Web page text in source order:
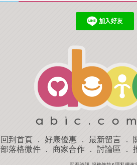
回到首頁 ． 好康優惠 ． 最新留言 ．
部落格微件． 商家合作． 討論區 ．